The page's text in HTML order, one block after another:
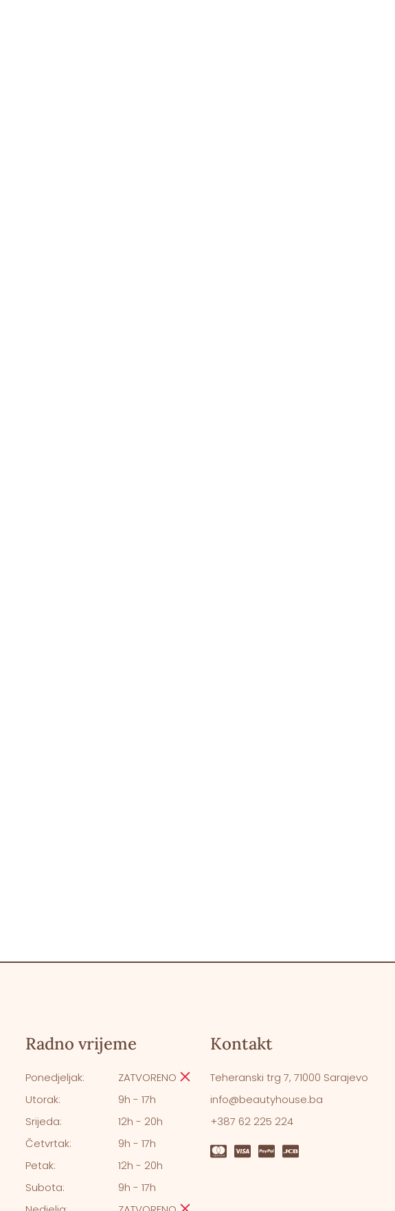
Radno vrijeme
Ponedjeljak:
Utorak:
Srijeda:
Četvrtak:
Petak:
Subota:
ZATVORENO
9h - 17h
12h - 20h
9h - 17h
12h - 20h
9h - 17h
Kontakt
Teheranski trg 7, 71000 Sarajevo
info@beautyhouse.ba
+387 62 225 224